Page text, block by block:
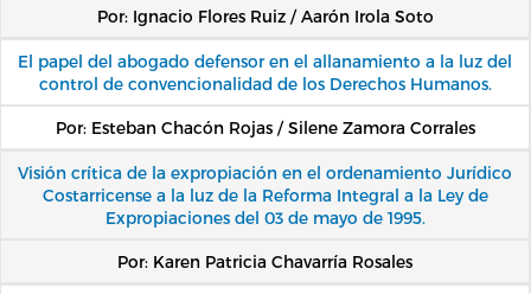
Por: Ignacio Flores Ruiz / Aarón Irola Soto
El papel del abogado defensor en el allanamiento a la luz del
control de convencionalidad de los Derechos Humanos.
Por: Esteban Chacón Rojas / Silene Zamora Corrales
Visión crítica de la expropiación en el ordenamiento Jurídico
Costarricense a la luz de la Reforma Integral a la Ley de
Expropiaciones del 03 de mayo de 1995.
Por: Karen Patricia Chavarría Rosales